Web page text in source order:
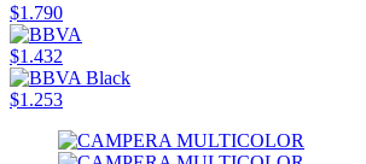
$1.790
$1.432
$1.253